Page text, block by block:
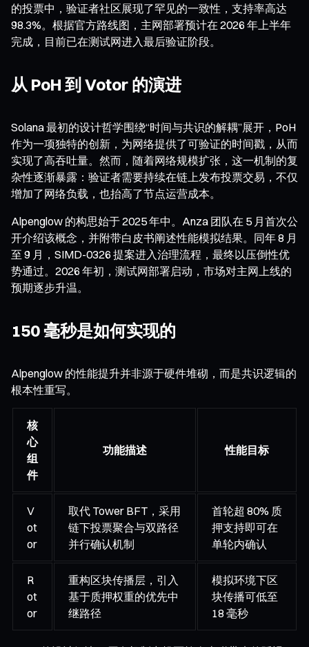
的投票中，验证者社区展现了罕见的一致性，支持率高达
98.3%。根据官方路线图，主网部署预计在 2026 年上半年
完成，目前已在测试网进入最后验证阶段。
从 PoH 到 Votor 的演进
Solana 最初的设计哲学围绕“时间与共识的解耦”展开，PoH
作为一项独特的创新，为网络提供了可验证的时间戳，从而
实现了高吞吐量。然而，随着网络规模扩张，这一机制的复
杂性逐渐暴露：验证者需要持续在链上发布投票交易，不仅
增加了网络负载，也抬高了节点运营成本。
Alpenglow 的构思始于 2025 年中。Anza 团队在 5 月首次公
开介绍该概念，并附带白皮书阐述性能模拟结果。同年 8 月
至 9 月，SIMD-0326 提案进入治理流程，最终以压倒性优
势通过。2026 年初，测试网部署启动，市场对主网上线的
预期逐步升温。
150 毫秒是如何实现的
Alpenglow 的性能提升并非源于硬件堆砌，而是共识逻辑的
根本性重写。
核
心
组
件
功能描述 性能目标
V
ot
or
取代 Tower BFT，采用
链下投票聚合与双路径
并行确认机制
首轮超 80% 质
押支持即可在
单轮内确认
R
ot
or
重构区块传播层，引入
基于质押权重的优先中
继路径
模拟环境下区
块传播可低至
18 毫秒